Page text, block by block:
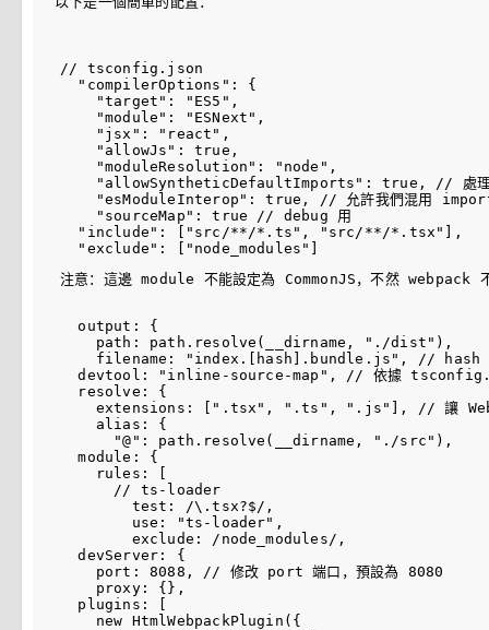
// tsconfig.json
  "compilerOptions": {
    "target": "ES5",
    "module": "ESNext",
    "jsx": "react",
    "allowJs": true,
    "moduleResolution": "node",
"allowSyntheticDefaultImports": true, // 處理
"esModuleInterop": true, // 允許我們混用 import
    "sourceMap": true // debug 用
  "include": ["src/**/*.ts", "src/**/*.tsx"],
注意：這邊 module 不能設定為 CommonJS ，不然 webpack
  output: {
    path: path.resolve(__dirname, "./dist"),
filename: "index.[hash].bundle.js", // hash
devtool: "inline-source-map", // 依據
  resolve: {
extensions: [".tsx", ".ts", ".js"], // 讓
    alias: {
      "@": path.resolve(__dirname, "./src"),
  module: {
    rules: [
      // ts-loader
        test: /\.tsx?$/,
        use: "ts-loader",
        exclude: /node_modules/,
  devServer: {
    port: 8088, // 修改 port 端口，預設為 8080
    proxy: {},
  plugins: [
    new HtmlWebpackPlugin({